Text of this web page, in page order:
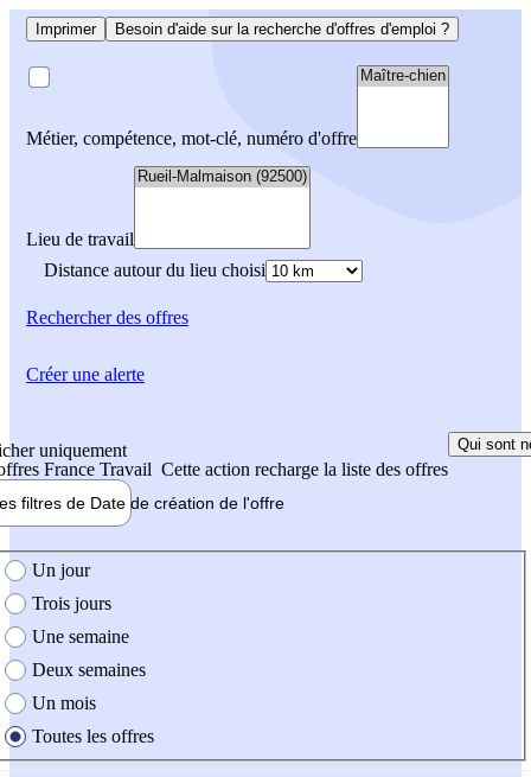
Imprimer Besoin d'aide sur la recherche d'offres d'emploi ?
Métier, compétence, mot-clé, numéro d'offre
Lieu de travail
Distance autour du lieu choisi
Rechercherdes offres
uniquement
France Travail Cette action recharge la liste des offres
Qui sont
filtres de Date de création de l'offre
création de l'offre
Un jour
Trois jours
Une semaine
Deux semaines
Un mois
Toutes les offres
Créer une alerte